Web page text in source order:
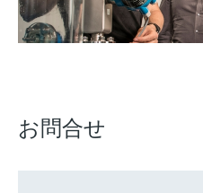
お問合せ